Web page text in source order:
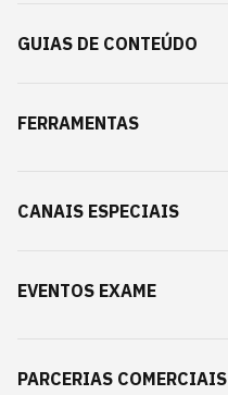
GUIAS DE CONTEÚDO
FERRAMENTAS
CANAIS ESPECIAIS
EVENTOS EXAME
PARCERIAS COMERCIAIS